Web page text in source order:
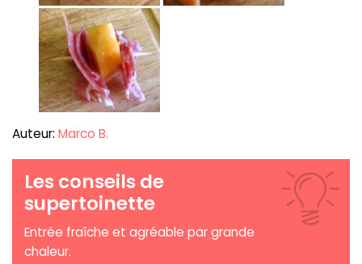
Auteur: Marco B.
Les conseils de
supertoinette
Entrée fraîche et agréable par grande
chaleur.